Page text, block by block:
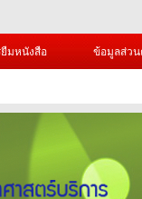
ยืมหนังสือ ข้อมูลส่ว